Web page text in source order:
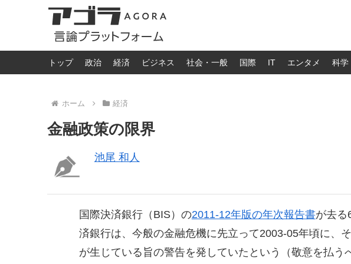
トップ 政治 経済 ビジネス 社会・一般 国際 IT エンタメ 科学
ホーム 経済
金融政策の限界
池尾 和人
国際決済銀行（BIS）の2011-12年版の年次報告書が去る
済銀行は、今般の金融危機に先立って2003-05年頃に、
が生じている旨の警告を発していたという（敬意を払う